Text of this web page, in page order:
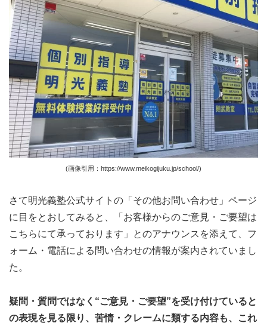
(画像引用：https://www.meikogijuku.jp/school/)
さて明光義塾公式サイトの「その他お問い合わせ」ページ
に目をとおしてみると、「お客様からのご意見・ご要望は
こちらにて承っております」とのアナウンスを添えて、フ
ォーム・電話による問い合わせの情報が案内されていまし
た。
疑問・質問ではなく“ご意見・ご要望”を受け付けていると
の表現を見る限り、苦情・クレームに類する内容も、これ